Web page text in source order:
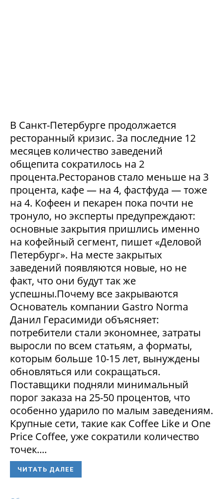
В Санкт-Петербурге продолжается
ресторанный кризис. За последние 12
месяцев количество заведений
общепита сократилось на 2
процента.Ресторанов стало меньше на 3
процента, кафе — на 4, фастфуда — тоже
на 4. Кофеен и пекарен пока почти не
тронуло, но эксперты предупреждают:
основные закрытия пришлись именно
на кофейный сегмент, пишет «Деловой
Петербург». На месте закрытых
заведений появляются новые, но не
факт, что они будут так же
успешны.Почему все закрываются
Основатель компании Gastro Norma
Данил Герасимиди объясняет:
потребители стали экономнее, затраты
выросли по всем статьям, а форматы,
которым больше 10-15 лет, вынуждены
обновляться или сокращаться.
Поставщики подняли минимальный
порог заказа на 25-50 процентов, что
особенно ударило по малым заведениям.
Крупные сети, такие как Coffee Like и One
Price Coffee, уже сократили количество
точек....
ЧИТАТЬ ДАЛЕЕ